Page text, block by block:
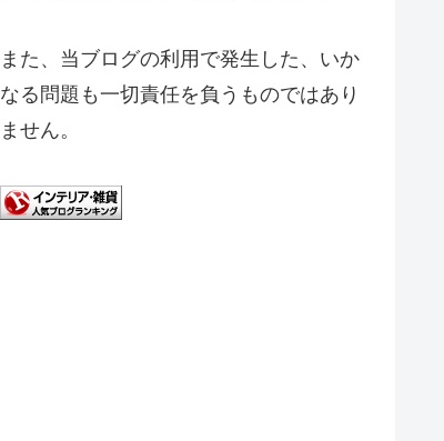
また、当ブログの利用で発生した、いか
なる問題も一切責任を負うものではあり
ません。